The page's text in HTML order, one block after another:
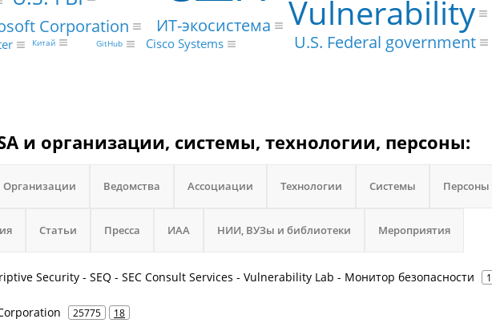
Vulnerability
Corporation ИТ-экосистема
U.S. Federal government
Cisco Systems
Китай GitHub
и организации, системы, технологии, персоны:
Организации Ведомства Ассоциации Технологии Системы Персоны
Статьи Пресса ИАА НИИ, ВУЗы и библиотеки Мероприятия
Security - SEQ - SEC Consult Services - Vulnerability Lab - Монитор безопасности
25775 18